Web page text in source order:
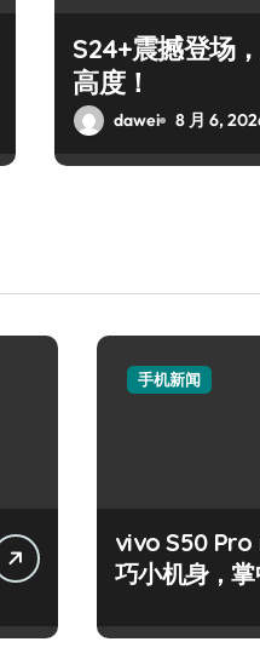
S24+震撼登场
高度！
dawei 8 月 6,
手机新闻
vivo S50 Pro
巧小机身，掌